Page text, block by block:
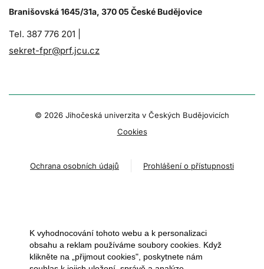
Branišovská 1645/31a, 370 05 České Budějovice
Tel. 387 776 201 |
sekret-fpr@prf.jcu.cz
© 2026 Jihočeská univerzita v Českých Budějovicích
Cookies
Ochrana osobních údajů Prohlášení o přístupnosti
K vyhodnocování tohoto webu a k personalizaci
obsahu a reklam používáme soubory cookies. Když
klikněte na „přijmout cookies", poskytnete nám